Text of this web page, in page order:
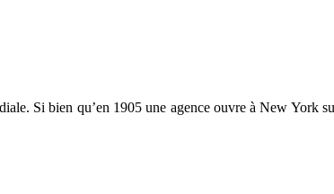
Si bien qu’en 1905 une agence ouvre à New York